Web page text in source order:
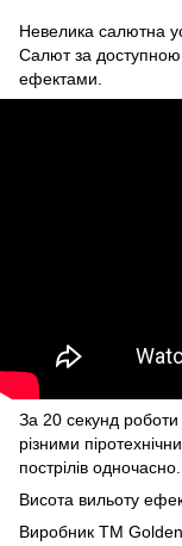
Невелика салютна
Салют за доступною
ефектами.
За 20 секунд
різними
пострілів
Висота вильоту
Виробник ТМ